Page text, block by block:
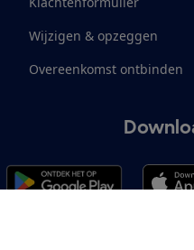
Wijzigen & opzeggen
Overeenkomst ontbinden